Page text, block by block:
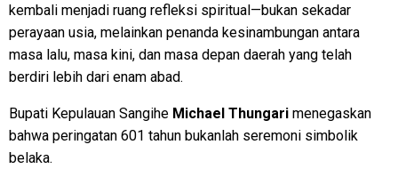
kembali menjadi ruang refleksi spiritual—bukan sekadar
perayaan usia, melainkan penanda kesinambungan antara
masa lalu, masa kini, dan masa depan daerah yang telah
berdiri lebih dari enam abad.
Bupati Kepulauan Sangihe Michael Thungari menegaskan
bahwa peringatan 601 tahun bukanlah seremoni simbolik
belaka.